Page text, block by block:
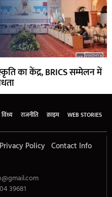
का केंद्र, BRICS सम्मेलन में
विंध्य राजनीति क्राइम WEB STORIES
Privacy Policy Contact Info
39681